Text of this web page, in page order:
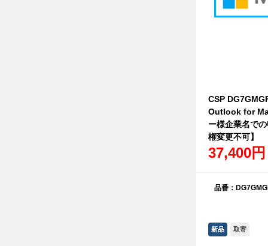
CSP
Outlook for
ー様企業名で
権変更不可】
37,400円
品番：
新品 取寄